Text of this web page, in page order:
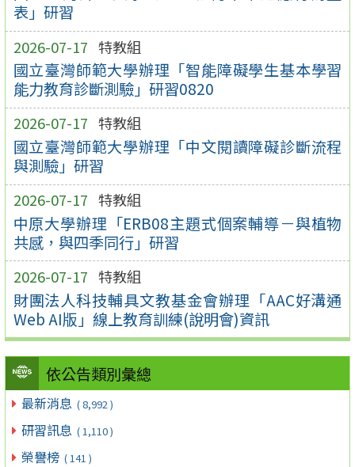
表」研習
2026-07-17 特教組
國立臺灣師範大學辦理「智能障礙學生基本學習
能力教育診斷測驗」研習0820
2026-07-17 特教組
國立臺灣師範大學辦理「中文閱讀障礙診斷流程
與測驗」研習
2026-07-17 特教組
中原大學辦理「ERB08主題式個案輔導－與植物
共感，與四季同行」研習
2026-07-17 特教組
財團法人科技輔具文教基金會辦理「AAC好溝通
Web AI版」線上教育訓練(說明會)資訊
依公告類別彙總
最新消息 ( 8,992 )
研習訊息 ( 1,110 )
榮譽榜 ( 141 )